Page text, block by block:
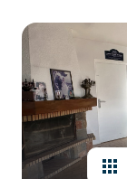
immeuble
biens
vendus
contact